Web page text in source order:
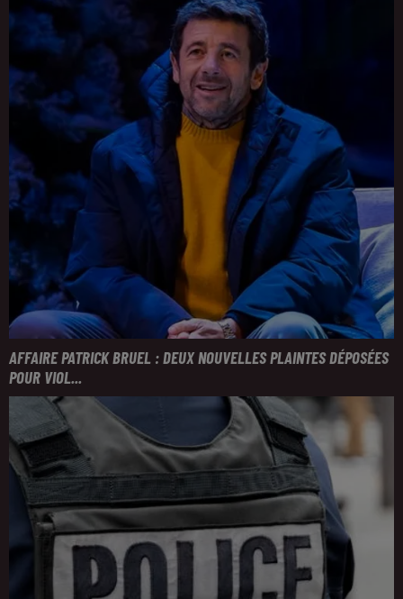
AFFAIRE PATRICK BRUEL : DEUX NOUVELLES PLAINTES DÉPOSÉES
POUR VIOL...